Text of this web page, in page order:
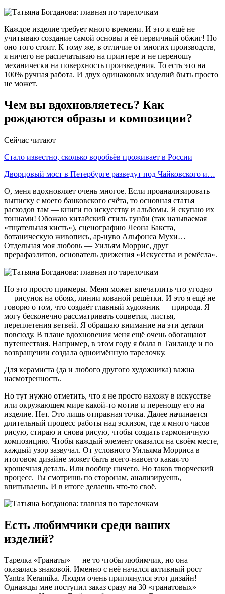
Каждое изделие требует много времени. И это я ещё не
учитываю создание самой основы и её первичный обжиг! Но
оно того стоит. К тому же, в отличие от многих производств,
я ничего не распечатываю на принтере и не переношу
механически на поверхность произведения. То есть это на
100% ручная работа. И двух одинаковых изделий быть просто
не может.
Чем вы вдохновляетесь? Как
рождаются образы и композиции?
Сейчас читают
Стало известно, сколько воробьёв проживает в России
Дворцовый мост в Петербурге разведут под Чайковского и…
О, меня вдохновляет очень многое. Если проанализировать
выписку с моего банковского счёта, то основная статья
расходов там — книги по искусству и альбомы. Я скупаю их
тоннами! Обожаю китайский стиль гунби (так называемая
«тщательная кисть»), сценографию Леона Бакста,
ботаническую живопись, ар-нуво Альфонса Мухи…
Отдельная моя любовь — Уильям Моррис, друг
прерафаэлитов, основатель движения «Искусства и ремёсла».
Но это просто примеры. Меня может впечатлить что угодно
— рисунок на обоях, линии кованой решётки. И это я ещё не
говорю о том, что создаёт главный художник — природа. Я
могу бесконечно рассматривать соцветия, листья,
переплетения ветвей. Я обращаю внимание на эти детали
повсюду. В плане вдохновения меня ещё очень обогащают
путешествия. Например, в этом году я была в Таиланде и по
возвращении создала одноимённую тарелочку.
Для керамиста (да и любого другого художника) важна
насмотренность.
Но тут нужно отметить, что я не просто нахожу в искусстве
или окружающем мире какой-то мотив и переношу его на
изделие. Нет. Это лишь отправная точка. Далее начинается
длительный процесс работы над эскизом, где я много часов
рисую, стираю и снова рисую, чтобы создать гармоничную
композицию. Чтобы каждый элемент оказался на своём месте,
каждый узор зазвучал. От условного Уильяма Морриса в
итоговом дизайне может быть всего-навсего какая-то
крошечная деталь. Или вообще ничего. Но таков творческий
процесс. Ты смотришь по сторонам, анализируешь,
впитываешь. И в итоге делаешь что-то своё.
Есть любимчики среди ваших
изделий?
Тарелка «Гранаты» — не то чтобы любимчик, но она
оказалась знаковой. Именно с неё начался активный рост
Yantra Keramika. Людям очень приглянулся этот дизайн!
Однажды мне поступил заказ сразу на 30 «гранатовых»